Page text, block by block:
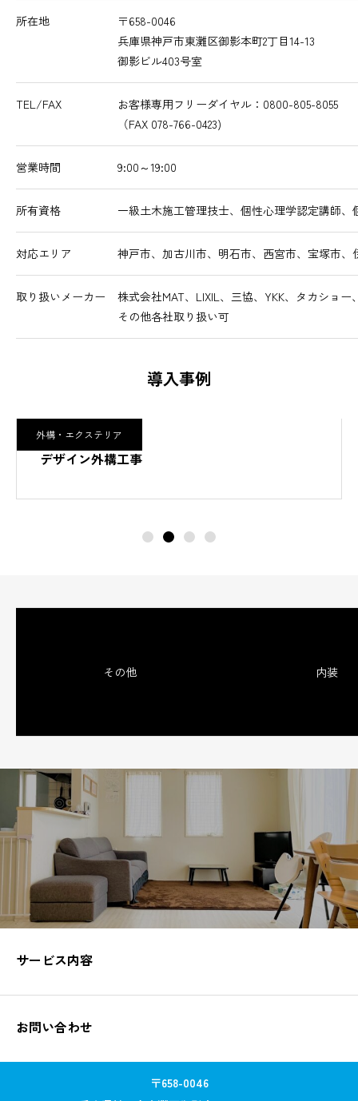
所在地
〒658-0046
兵庫県神戸市東灘区御影本町2丁目14-13
御影ビル403号室
TEL/FAX
お客様専用フリーダイヤル：0800-805-8055
（FAX 078-766-0423)
営業時間 9:00～19:00
所有資格 一級土木施工管理技士、個性心理学認定講師
対応エリア 神戸市、加古川市、明石市、西宮市、宝塚市、
取り扱いメーカー
株式会社MAT、LIXIL、三協、YKK、タカショ
その他各社取り扱い可
導入事例
外構・エクステリア
デザイン外構工事
その他 内装
サービス内容
お問い合わせ
〒658-0046